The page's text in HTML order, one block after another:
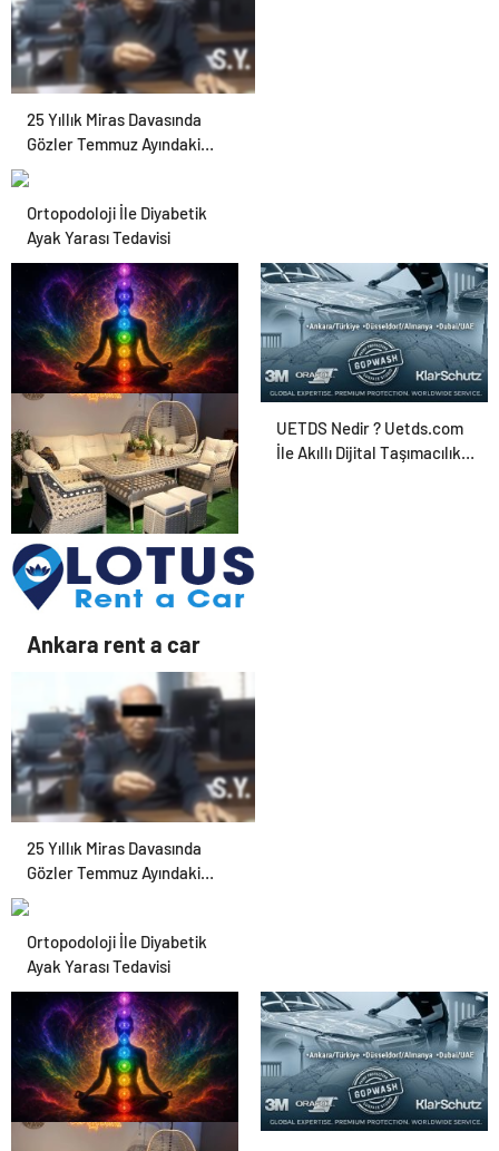
25 Yıllık Miras Davasında
Gözler Temmuz Ayındaki
Karar Duruşmasına Çevrildi
Ortopodoloji İle Diyabetik
Ayak Yarası Tedavisi
Zihnin Gizemli Sınırları ve
Ötesi : Nasılnedir.com
UETDS Nedir ? Uetds.com
İle Akıllı Dijital Taşımacılık
Bahçe Mobilyaları
Seçerken Nelere Dikkat
Etmeli
Ankara rent a car
25 Yıllık Miras Davasında
Gözler Temmuz Ayındaki
Ortopodoloji İle Diyabetik
Ayak Yarası Tedavisi